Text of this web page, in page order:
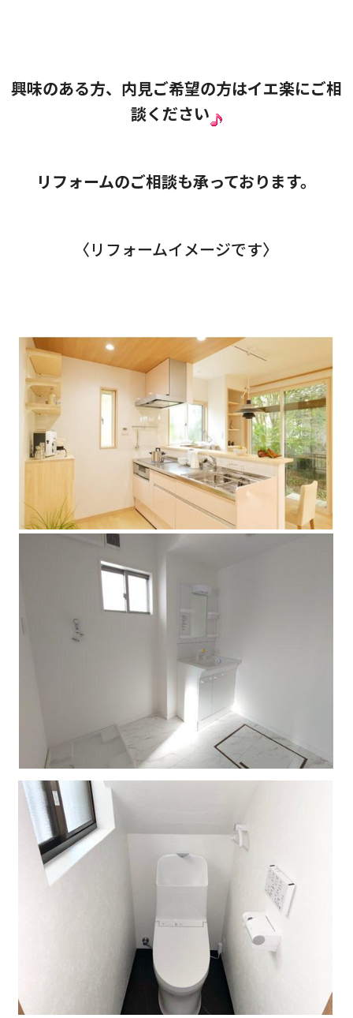
興味のある方、内見ご希望の方はイエ楽にご相
談ください
リフォームのご相談も承っております。
〈リフォームイメージです〉